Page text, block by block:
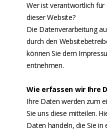
Wer ist verantwortlich
dieser Website?
Die Datenverarbeitung
durch den
können Sie dem
entnehmen.
Wie erfassen wir Ihre
Ihre Daten werden zum
Sie uns diese mitteilen.
Daten handeln, die Sie